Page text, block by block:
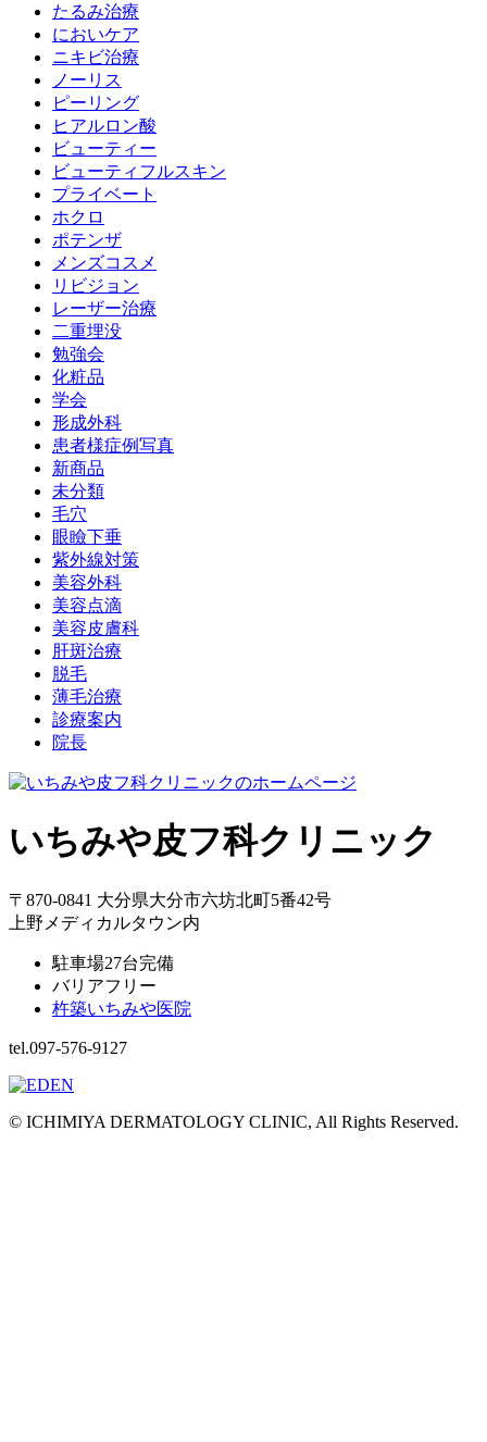
たるみ治療
においケア
ニキビ治療
ノーリス
ピーリング
ヒアルロン酸
ビューティー
ビューティフルスキン
プライベート
ホクロ
ポテンザ
メンズコスメ
リビジョン
レーザー治療
二重埋没
勉強会
化粧品
学会
形成外科
患者様症例写真
新商品
未分類
毛穴
眼瞼下垂
紫外線対策
美容外科
美容点滴
美容皮膚科
肝斑治療
脱毛
薄毛治療
診療案内
院長
いちみや皮フ科クリニック
〒870-0841 大分県大分市六坊北町5番42号
上野メディカルタウン内
駐車場27台完備
バリアフリー
杵築いちみや医院
tel.097-576-9127
© ICHIMIYA DERMATOLOGY CLINIC, All Rights Reserved.